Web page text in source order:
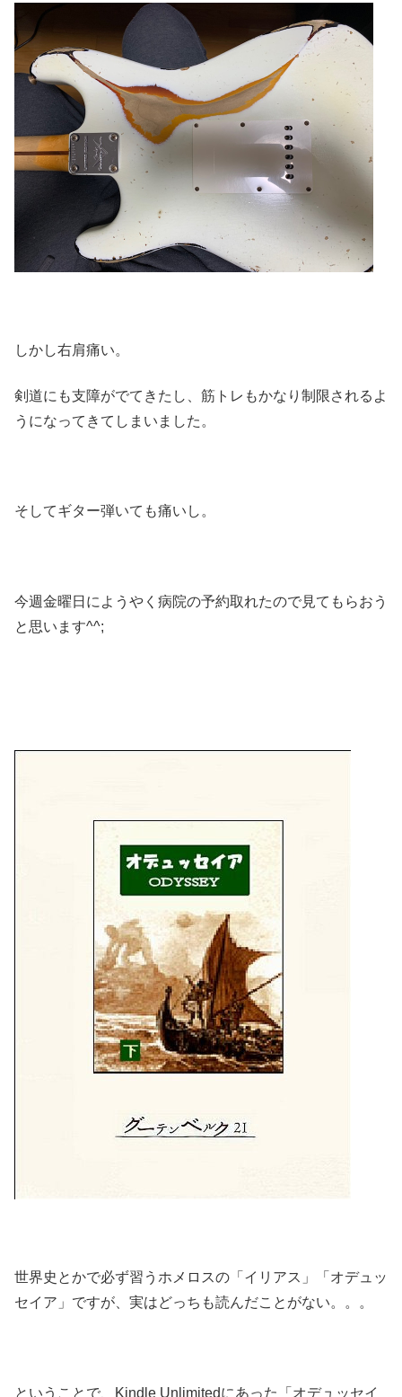
しかし右肩痛い。
剣道にも支障がでてきたし、筋トレもかなり制限されるよ
うになってきてしまいました。
そしてギター弾いても痛いし。
今週金曜日にようやく病院の予約取れたので見てもらおう
と思います^^;
世界史とかで必ず習うホメロスの「イリアス」「オデュッ
セイア」ですが、実はどっちも読んだことがない。。。
ということで、Kindle Unlimitedにあった「オデュッセイ